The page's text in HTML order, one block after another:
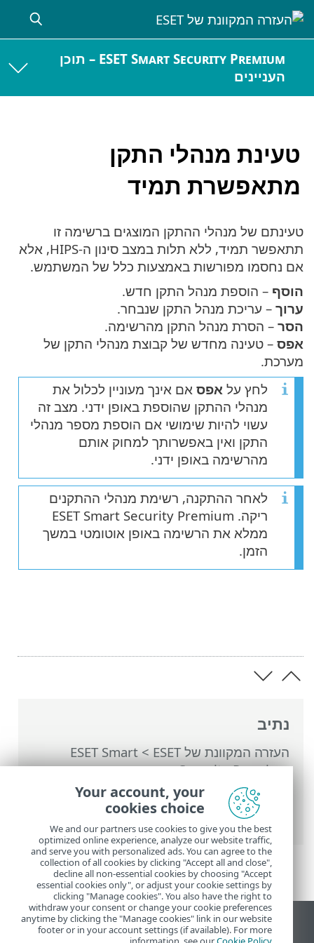
ESET Smart Security Premium – תוכן
העניינים
טעינת מנהלי התקן
מתאפשרת תמיד
נתיב
העזרה המקוונת של ESET >
ESET Smart
Security Premium
>הגדרות מתקדמות>
סריקות>
HIPS - מערכת למניעת חדירות
למארח>הגדרות מתקדמות של HIPS
מנהלי התקן מתאפשרת תמיד
טעינתם של מנהלי ההתקן המוצגים ברשימה זו
תתאפשר תמיד, ללא תלות במצב סינון ה-HIPS, אלא
אם נחסמו מפורשות באמצעות כלל של המשתמש.
הוסף – הוספת מנהל התקן חדש.
ערוך – עריכת מנהל התקן שנבחר.
הסר – הסרת מנהל התקן מהרשימה.
אפס – טעינה מחדש של קבוצת מנהלי התקן של
מערכת.
לחץ על אפס אם אינך מעוניין לכלול את
מנהלי ההתקן שהוספת באופן ידני. מצב זה
עשוי להיות שימושי אם הוספת מספר מנהלי
התקן ואין באפשרותך למחוק אותם
מהרשימה באופן ידני.
לאחר ההתקנה, רשימת מנהלי ההתקנים
ריקה. ESET Smart Security Premium
ממלא את הרשימה באופן אוטומטי במשך
הזמן.
הצג את האתר למחשב
Your account, your
cookies choice
We and our partners use cookies to give you the best
optimized online experience, analyze our website traffic,
and serve you with personalized ads. You can agree to the
collection of all cookies by clicking "Accept all and close",
decline all non-essential cookies by choosing "Accept
essential cookies only", or adjust your cookie settings by
clicking "Manage cookies". You also have the right to
withdraw your consent or change your cookie preferences
anytime by clicking the "Manage cookies" link in our website
footer or in your account settings (if available). For more